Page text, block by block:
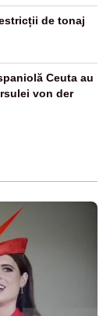
de tonaj
Ceuta au
von der